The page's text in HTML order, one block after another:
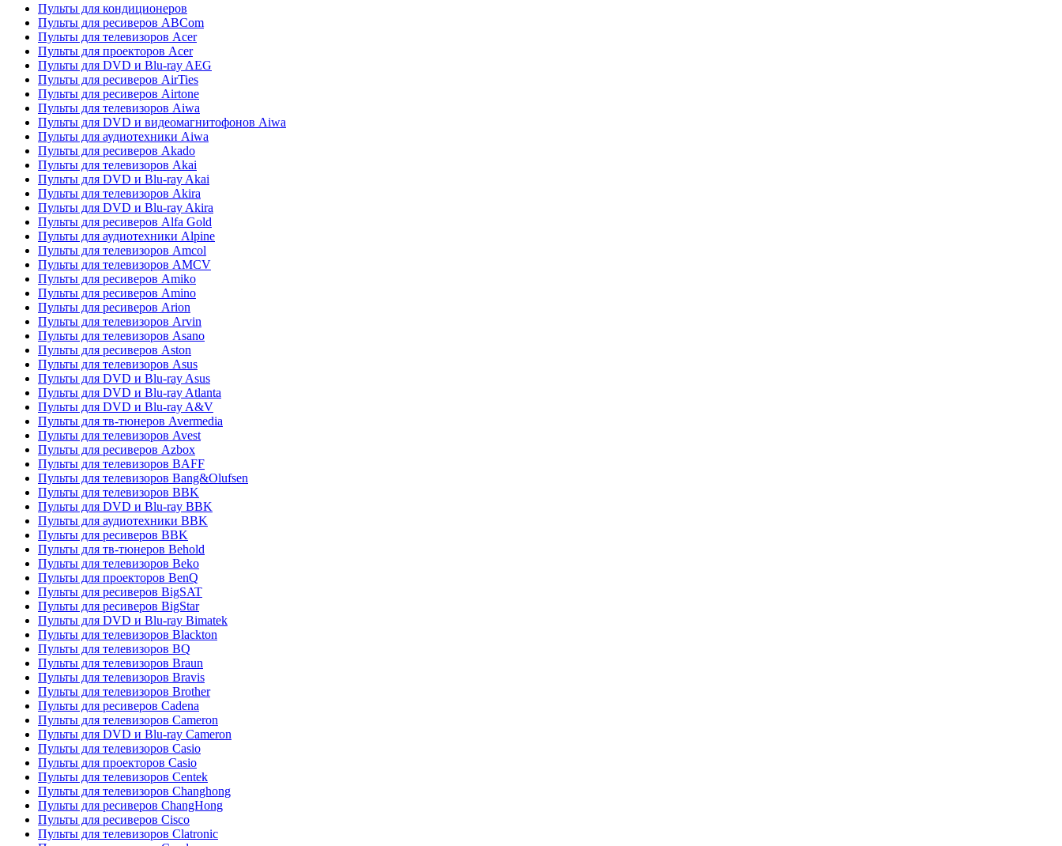
Пульты для кондиционеров
Пульты для ресиверов ABCom
Пульты для телевизоров Acer
Пульты для проекторов Acer
Пульты для DVD и Blu-ray AEG
Пульты для ресиверов AirTies
Пульты для ресиверов Airtone
Пульты для телевизоров Aiwa
Пульты для DVD и видеомагнитофонов Aiwa
Пульты для аудиотехники Aiwa
Пульты для ресиверов Akado
Пульты для телевизоров Akai
Пульты для DVD и Blu-ray Akai
Пульты для телевизоров Akira
Пульты для DVD и Blu-ray Akira
Пульты для ресиверов Alfa Gold
Пульты для аудиотехники Alpine
Пульты для телевизоров Amcol
Пульты для телевизоров AMCV
Пульты для ресиверов Amiko
Пульты для ресиверов Amino
Пульты для ресиверов Arion
Пульты для телевизоров Arvin
Пульты для телевизоров Asano
Пульты для ресиверов Aston
Пульты для телевизоров Asus
Пульты для DVD и Blu-ray Asus
Пульты для DVD и Blu-ray Atlanta
Пульты для DVD и Blu-ray A&V
Пульты для тв-тюнеров Avermedia
Пульты для телевизоров Avest
Пульты для ресиверов Azbox
Пульты для телевизоров BAFF
Пульты для телевизоров Bang&Olufsen
Пульты для телевизоров BBK
Пульты для DVD и Blu-ray BBK
Пульты для аудиотехники BBK
Пульты для ресиверов BBK
Пульты для тв-тюнеров Behold
Пульты для телевизоров Beko
Пульты для проекторов BenQ
Пульты для ресиверов BigSAT
Пульты для ресиверов BigStar
Пульты для DVD и Blu-ray Bimatek
Пульты для телевизоров Blackton
Пульты для телевизоров BQ
Пульты для телевизоров Braun
Пульты для телевизоров Bravis
Пульты для телевизоров Brother
Пульты для ресиверов Cadena
Пульты для телевизоров Cameron
Пульты для DVD и Blu-ray Cameron
Пульты для телевизоров Casio
Пульты для проекторов Casio
Пульты для телевизоров Centek
Пульты для телевизоров Changhong
Пульты для ресиверов ChangHong
Пульты для ресиверов Cisco
Пульты для телевизоров Clatronic